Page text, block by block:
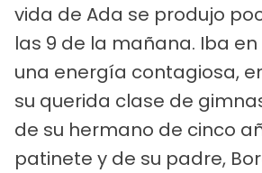
vida de Ada se produjo
las 9 de la mañana. Iba
una energía contagiosa,
su querida clase de
de su hermano de cinco
patinete y de su padre,